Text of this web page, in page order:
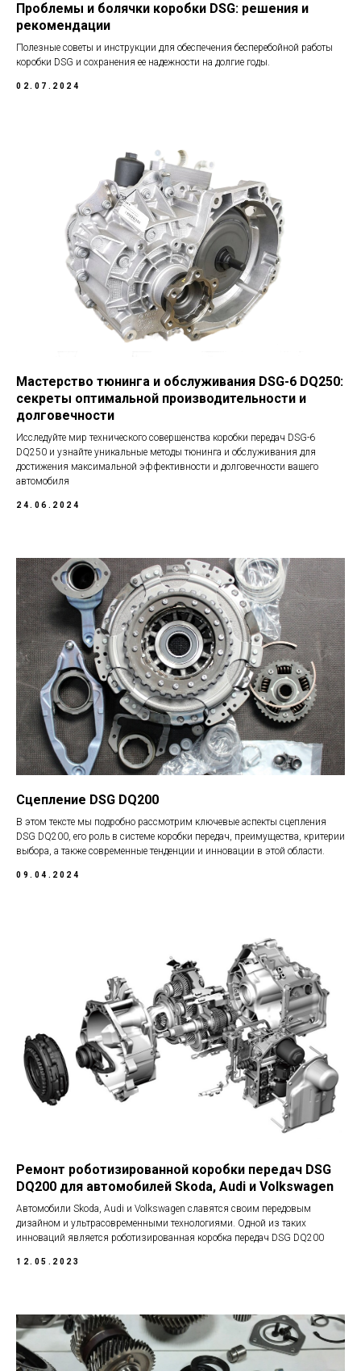
Проблемы и болячки коробки DSG: решения и
рекомендации
Полезные советы и инструкции для обеспечения бесперебойной работы
коробки DSG и сохранения ее надежности на долгие годы.
02.07.2024
Мастерство тюнинга и обслуживания DSG-6 DQ250:
секреты оптимальной производительности и
долговечности
Исследуйте мир технического совершенства коробки передач DSG-6
DQ250 и узнайте уникальные методы тюнинга и обслуживания для
достижения максимальной эффективности и долговечности вашего
автомобиля
24.06.2024
Сцепление DSG DQ200
В этом тексте мы подробно рассмотрим ключевые аспекты сцепления
DSG DQ200, его роль в системе коробки передач, преимущества, критерии
выбора, а также современные тенденции и инновации в этой области.
09.04.2024
Ремонт роботизированной коробки передач DSG
DQ200 для автомобилей Skoda, Audi и Volkswagen
Автомобили Skoda, Audi и Volkswagen славятся своим передовым
дизайном и ультрасовременными технологиями. Одной из таких
инноваций является роботизированная коробка передач DSG DQ200
12.05.2023